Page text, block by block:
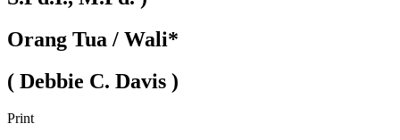
Orang Tua / Wali*
( Debbie C. Davis )
Print